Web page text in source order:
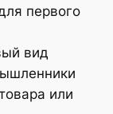
первого
вид
или